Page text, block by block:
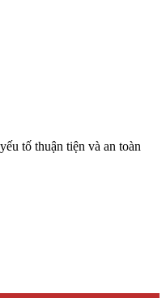
tố thuận tiện và an toàn